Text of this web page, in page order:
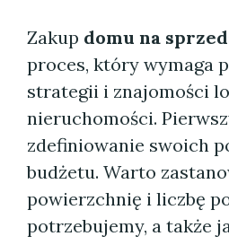
Zakup domu na
proces, który wymaga
strategii i znajomości
nieruchomości.
zdefiniowanie swoich
budżetu. Warto
powierzchnię i liczbę
potrzebujemy, a także